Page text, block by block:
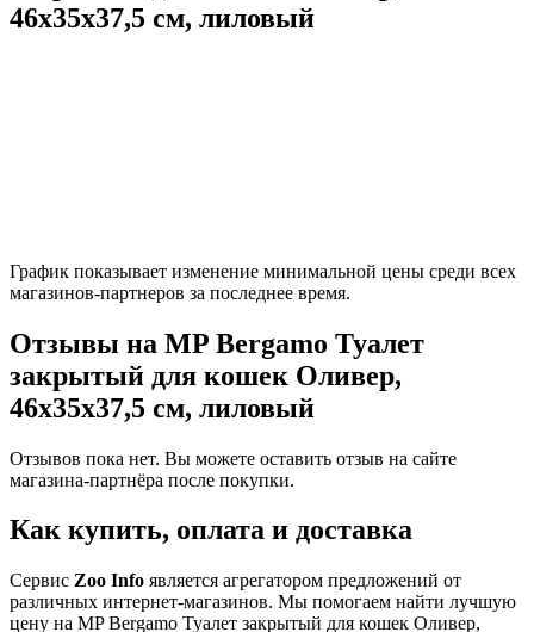
46х35х37,5 см, лиловый
График показывает изменение минимальной цены среди всех
магазинов-партнеров за последнее время.
Отзывы на MP Bergamo Туалет
закрытый для кошек Оливер,
46х35х37,5 см, лиловый
Отзывов пока нет. Вы можете оставить отзыв на сайте
магазина-партнёра после покупки.
Как купить, оплата и доставка
Сервис Zoo Info является агрегатором предложений от
различных интернет-магазинов. Мы помогаем найти лучшую
цену на MP Bergamo Туалет закрытый для кошек Оливер,